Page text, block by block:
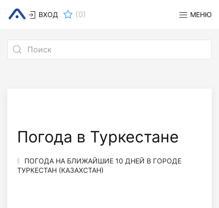
ВХОД (0) МЕНЮ
Погода в Туркестане
ПОГОДА НА БЛИЖАЙШИЕ 10 ДНЕЙ В ГОРОДЕ
ТУРКЕСТАН (КАЗАХСТАН)